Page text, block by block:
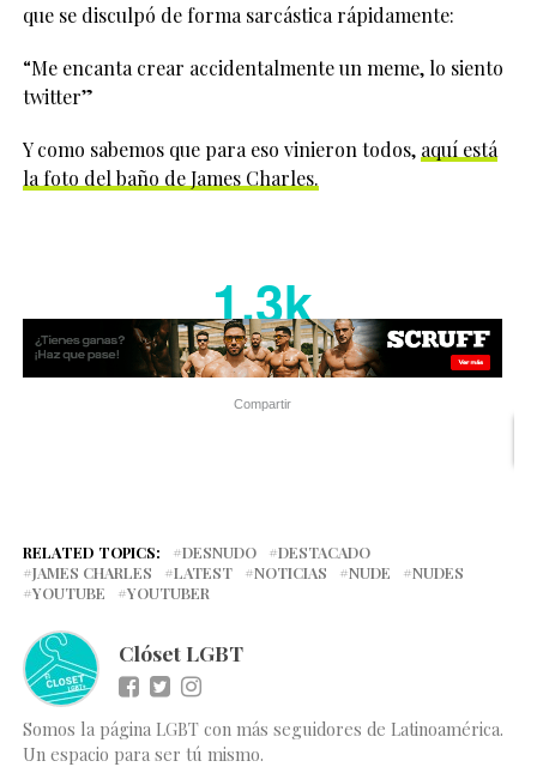
que se disculpó de forma sarcástica rápidamente:
“Me encanta crear accidentalmente un meme, lo siento
twitter”
Y como sabemos que para eso vinieron todos, aquí está
la foto del baño de James Charles.
1.3k
Compartir
RELATED TOPICS: DESNUDO
DESTACADO
JAMES CHARLES
LATEST NOTICIAS NUDE
NUDES
YOUTUBE
YOUTUBER
Clóset LGBT
Somos la página LGBT con más seguidores de Latinoamérica.
Un espacio para ser tú mismo.